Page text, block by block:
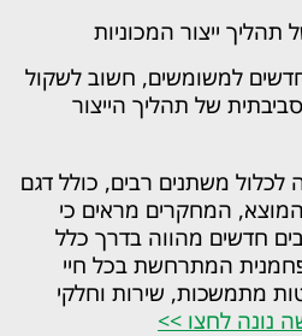
ייצור המכוניות
למשומשים, חשוב לשקול
של תהליך הייצור
משתנים רבים, כולל דגם
המחקרים מראים כי
חדשים מהווה בדרך כלל
הפחמנית המתרחשת בכל חיי
מתמשכות, שירות וחלקי
נונה לחצו >>